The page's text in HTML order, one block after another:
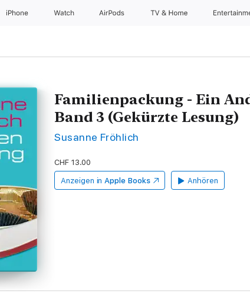
iPhone Watch AirPods TV & Home
Familienpackung - Ein
Band 3 (Gekürzte Lesung)
Susanne Fröhlich
CHF 13.00
Anzeigen in Apple Books Anhören